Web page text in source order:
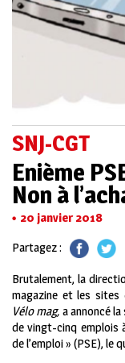
SNJ-CGT
Enième
Non à
20 janvier 2018
Partagez :
Brutalement, la
magazine et les sites
Vélo mag, a annoncé
de vingt-cinq emplois
de l’emploi » (PSE), le